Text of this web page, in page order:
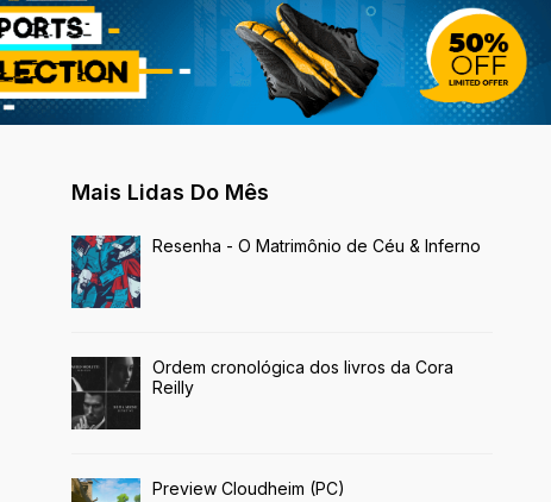
Mais Lidas Do Mês
Resenha - O Matrimônio de Céu & Inferno
Ordem cronológica dos livros da Cora
Reilly
Preview Cloudheim (PC)